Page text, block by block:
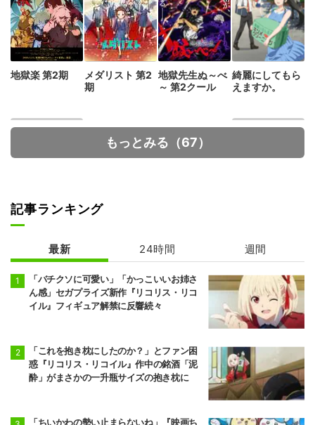
地獄楽 第2期
メダリスト 第2
期
地獄先生ぬ～べ
～ 第2クール
綺麗にしてもら
えますか。
もっとみる（67）
記事ランキング
最新 24時間 週間
「バチクソに可愛い」「かっこいいお姉さ
ん感」セガプライズ新作『リコリス・リコ
イル』フィギュア解禁に反響続々
「これを抱き枕にしたのか？」とファン困
惑『リコリス・リコイル』作中の銘酒「泥
酔」がまさかの一升瓶サイズの抱き枕に
「ちいかわの勢い止まらないね」『映画ち